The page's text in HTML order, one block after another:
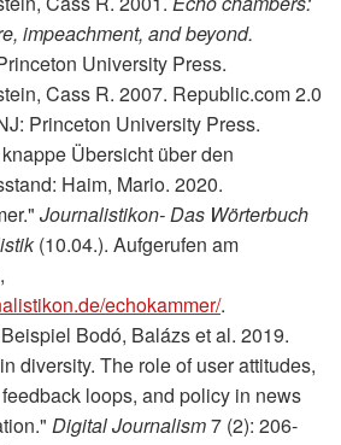
impeachment, and beyond.
University Press.
Cass R. 2007. Republic.com 2.0
Princeton University Press.
Übersicht über den
Haim, Mario. 2020.
Journalistikon- Das Wörterbuch
(10.04.). Aufgerufen am
echokammer/.
Bodó, Balázs et al. 2019.
diversity. The role of user attitudes,
loops, and policy in news
Digital Journalism7 (2): 206-